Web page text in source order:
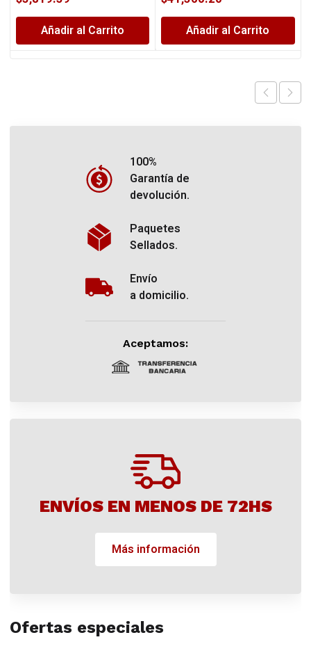
Añadir al Carrito
Añadir al Carrito
100%
Garantía de
devolución.
Paquetes
Sellados.
Envío
a domicilio.
Aceptamos:
ENVÍOS EN MENOS DE 72HS
Más información
Ofertas especiales